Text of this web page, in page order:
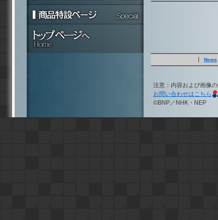
News
注意：内容および画像
お問い合わせはこちら
©BNP／NHK・NEP